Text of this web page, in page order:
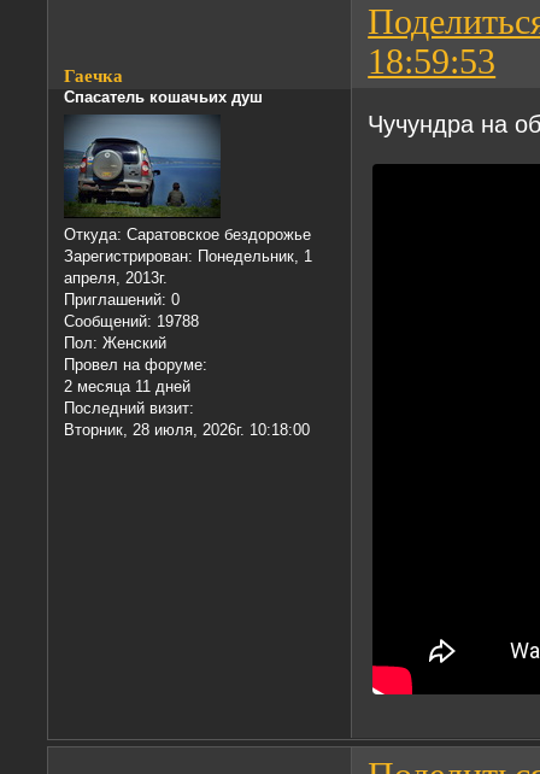
18:59:53
Гаечка
Спасатель кошачьих душ
Откуда: Саратовское бездорожье
Зарегистрирован: Понедельник, 1
апреля, 2013г.
Приглашений: 0
Сообщений: 19788
Пол: Женский
Провел на форуме:
2 месяца 11 дней
Последний визит:
Вторник, 28 июля, 2026г. 10:18:00
Чучундра на